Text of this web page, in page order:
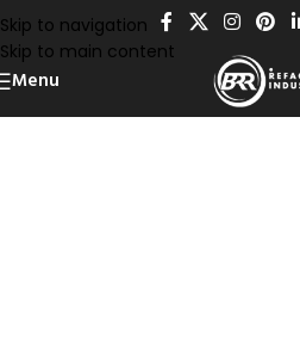
Skip to navigation
Skip to main content
Menu